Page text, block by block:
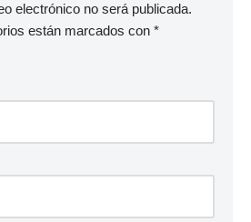
electrónico no será publicada.
están marcados con *